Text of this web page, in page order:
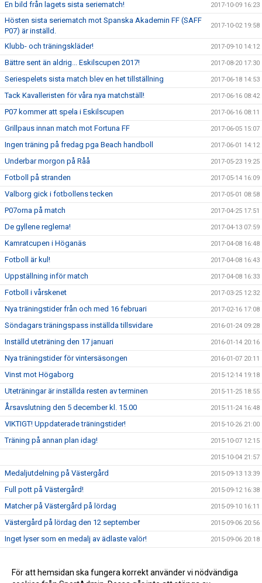
En bild från lagets sista seriematch! 2017-10-09 16:23
Hösten sista seriematch mot Spanska Akademin FF (SAFF
P07) är inställd.
2017-10-02 19:58
Klubb- och träningskläder! 2017-09-10 14:12
Bättre sent än aldrig... Eskilscupen 2017! 2017-08-20 17:30
Seriespelets sista match blev en het tillställning 2017-06-18 14:53
Tack Kavalleristen för våra nya matchställ! 2017-06-16 08:42
P07 kommer att spela i Eskilscupen 2017-06-16 08:11
Grillpaus innan match mot Fortuna FF 2017-06-05 15:07
Ingen träning på fredag pga Beach handboll 2017-06-01 14:12
Underbar morgon på Råå 2017-05-23 19:25
Fotboll på stranden 2017-05-14 16:09
Valborg gick i fotbollens tecken 2017-05-01 08:58
P07orna på match 2017-04-25 17:51
De gyllene reglerna! 2017-04-13 07:59
Kamratcupen i Höganäs 2017-04-08 16:48
Fotboll är kul! 2017-04-08 16:43
Uppställning inför match 2017-04-08 16:33
Fotboll i vårskenet 2017-03-25 12:32
Nya träningstider från och med 16 februari 2017-02-16 17:08
Söndagars träningspass inställda tillsvidare 2016-01-24 09:28
Inställd uteträning den 17 januari 2016-01-14 20:16
Nya träningstider för vintersäsongen 2016-01-07 20:11
Vinst mot Högaborg 2015-12-14 19:18
Uteträningar är inställda resten av terminen 2015-11-25 18:55
Årsavslutning den 5 december kl. 15.00 2015-11-24 16:48
VIKTIGT! Uppdaterade träningstider! 2015-10-26 21:00
Träning på annan plan idag! 2015-10-07 12:15
2015-10-04 21:57
Medaljutdelning på Västergård 2015-09-13 13:39
Full pott på Västergård! 2015-09-12 16:38
Matcher på Västergård på lördag 2015-09-10 16:11
Västergård på lördag den 12 september 2015-09-06 20:56
Inget lyser som en medalj av ädlaste valör! 2015-09-06 20:18
San Siro cupen på Råå 2015-09-05 15:20
För att hemsidan ska fungera korrekt använder vi nödvändiga